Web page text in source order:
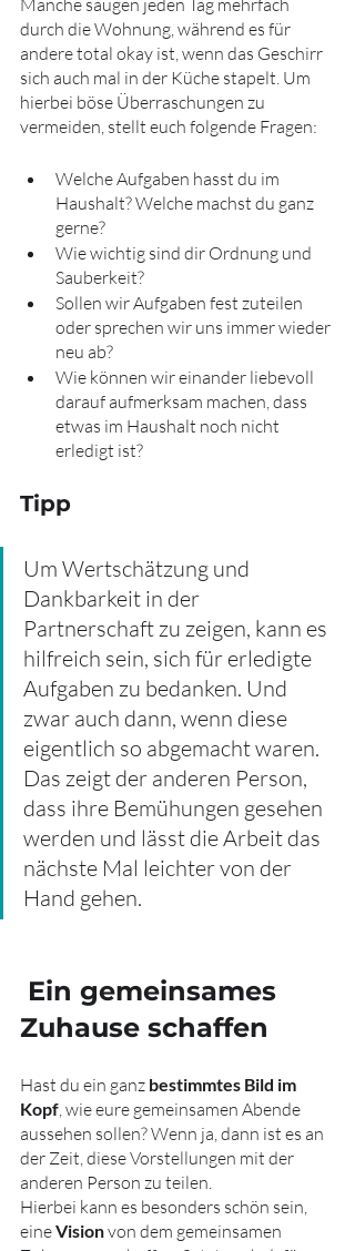
durch die Wohnung, während es für
andere total okay ist, wenn das Geschirr
sich auch mal in der Küche stapelt. Um
hierbei böse Überraschungen zu
vermeiden, stellt euch folgende Fragen:
Welche Aufgaben hasst du im
Haushalt? Welche machst du ganz
gerne?
Wie wichtig sind dir Ordnung und
Sauberkeit?
Sollen wir Aufgaben fest zuteilen
oder sprechen wir uns immer wieder
neu ab?
Wie können wir einander liebevoll
darauf aufmerksam machen, dass
etwas im Haushalt noch nicht
erledigt ist?
Tipp
Um Wertschätzung und
Dankbarkeit in der
Partnerschaft zu zeigen, kann es
hilfreich sein, sich für erledigte
Aufgaben zu bedanken. Und
zwar auch dann, wenn diese
eigentlich so abgemacht waren.
Das zeigt der anderen Person,
dass ihre Bemühungen gesehen
werden und lässt die Arbeit das
nächste Mal leichter von der
Hand gehen.
Zuhause schaffen
Hast du ein ganz bestimmtes Bild im
Kopf , wie eure gemeinsamen Abende
aussehen sollen? Wenn ja, dann ist es an
der Zeit, diese Vorstellungen mit der
anderen Person zu teilen.
Hierbei kann es besonders schön sein,
eine Vision von dem gemeinsamen